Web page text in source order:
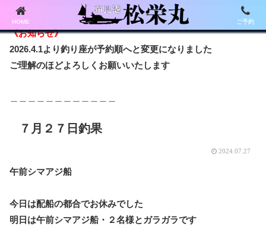
《お知らせ》
2026.4.1より釣り座が予約順へと変更になりました
ご理解のほどよろしくお願いいたします
７月２７日釣果
2024.07.27
午前シマアジ船
今日は配船の都合でお休みでした
明日は午前シマアジ船・２名様とガラガラです
HOME ご予約